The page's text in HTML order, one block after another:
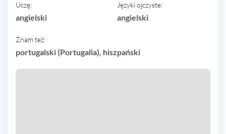
Uczę:
angielski
Języki ojczyste:
angielski
Znam też:
portugalski (Portugalia), hiszpański